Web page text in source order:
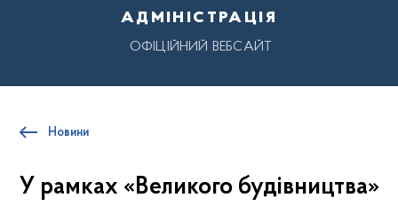
адміністрація
ОФІЦІЙНИЙ ВЕБСАЙТ
Новини
У рамках «Великого будівництва»